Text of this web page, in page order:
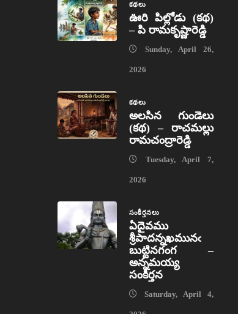
కథలు
ఊరి పిల్లోడు (కథ)
– పి రామకృష్ణారెడ్డి
Sunday, April 26,
2026
కథలు
అలసిన గుండెలు
(కథ) – రాచమల్లు
రామచంద్రారెడ్డి
Tuesday, April 7,
2026
సంకీర్తనలు
ఏదైవము
శ్రీపాదన్నఖమునఁ
బుట్టినగంగ –
అన్నమయ్య
సంకీర్తన
Saturday, April 4,